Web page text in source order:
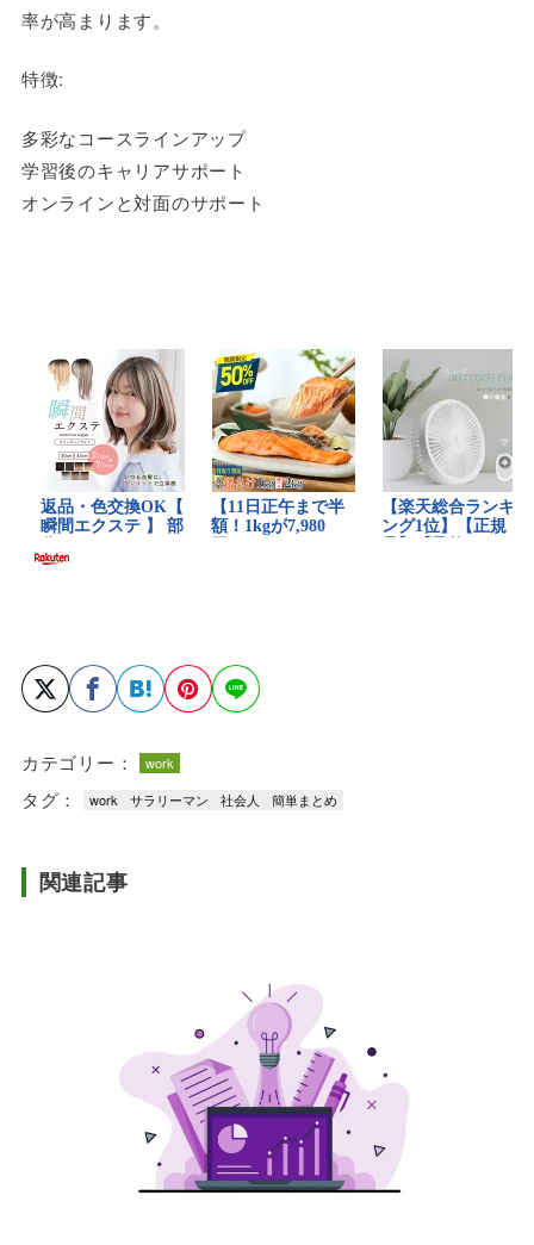
率が高まります。
特徴:
多彩なコースラインアップ
学習後のキャリアサポート
オンラインと対面のサポート
カテゴリー： work
タグ： work サラリーマン 社会人 簡単まとめ
関連記事